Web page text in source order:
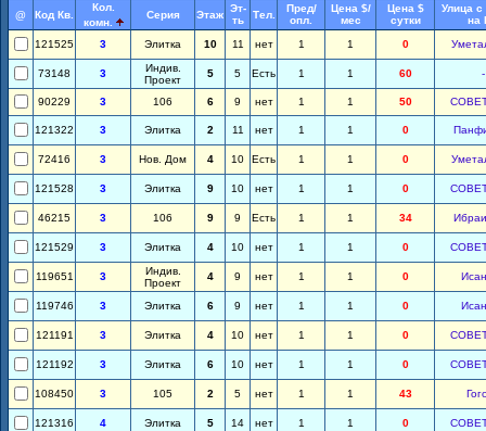
@ Код Кв.
Кол.
комн.
Серия Этаж
Эт-
ть
Тел.
Пред/
опл.
Цена $/
мес
Цена $
сутки
Улица с
на
121525
3 Элитка 10 11 нет 1 1 0
73148 3
Индив.
Проект
5 5 Есть 1 1 60 -
90229 3 106 6 9 нет 1 1 50
121322 3 Элитка 2 11 нет 1 1 0
72416 3 Нов. Дом 4 10 Есть 1 1 0
121528 3 Элитка 9 10 нет 1 1 0
46215 3 106 9 9 Есть 1 1 34
121529 3 Элитка 4 10 нет 1 1 0
119651 3
Индив.
Проект
4 9 нет 1 1 0
119746 3 Элитка 6 9 нет 1 1 0
121191 3 Элитка 4 10 нет 1 1 0
121192 3 Элитка 6 10 нет 1 1 0
108450 3 105 2 5 нет 1 1 43
121316 4 Элитка 5 14 нет 1 1 0